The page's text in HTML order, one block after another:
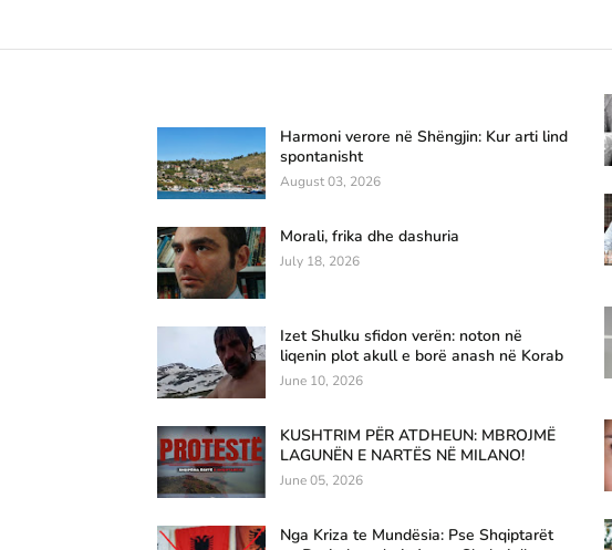
Harmoni verore në Shëngjin: Kur arti lind
spontanisht
August 03, 2026
Morali, frika dhe dashuria
July 18, 2026
Izet Shulku sfidon verën: noton në
liqenin plot akull e borë anash në Korab
June 10, 2026
KUSHTRIM PËR ATDHEUN: MBROJMË
LAGUNËN E NARTËS NË MILANO!
June 05, 2026
Nga Kriza te Mundësia: Pse Shqiptarët